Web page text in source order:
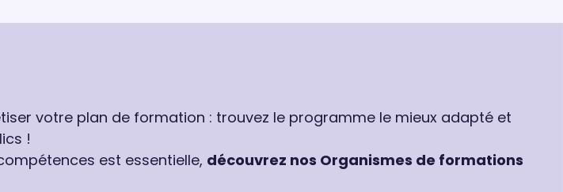
votre plan de formation : trouvez le programme le mieux adapté et
!
est essentielle, découvrez nos Organismes de formations